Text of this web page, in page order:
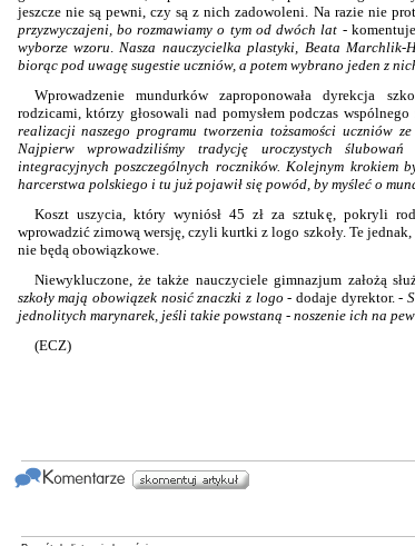
jeszcze nie są pewni, czy są z nich zadowoleni. Na razie nie
przyzwyczajeni, bo rozmawiamy o tym od dwóch lat -
wyborze wzoru.Nasza nauczycielka plastyki, Beata Marchlik-
biorąc pod uwagę sugestie uczniów, a potem wybrano jeden z
Wprowadzenie mundurków zaproponowała dyrekcja
rodzicami, którzy głosowali nad pomysłem podczas
realizacji naszego programu tworzenia tożsamości uczniów ze
Najpierw wprowadziliśmy tradycję uroczystych ślubowań
integracyjnych poszczególnych roczników. Kolejnym krokiem
harcerstwa polskiego i tu już pojawił się powód, by myśleć o
Koszt uszycia, który wyniósł 45 zł za sztukę, pokryli
wprowadzić zimową wersję, czyli kurtki z logo szkoły. Te
nie będą obowiązkowe.
Niewykluczone, że także nauczyciele gimnazjum założą
szkoły mają obowiązek nosić znaczki z logo - dodaje dyrektor. -
jednolitych marynarek, jeśli takie powstaną - noszenie ich na
(ECZ)